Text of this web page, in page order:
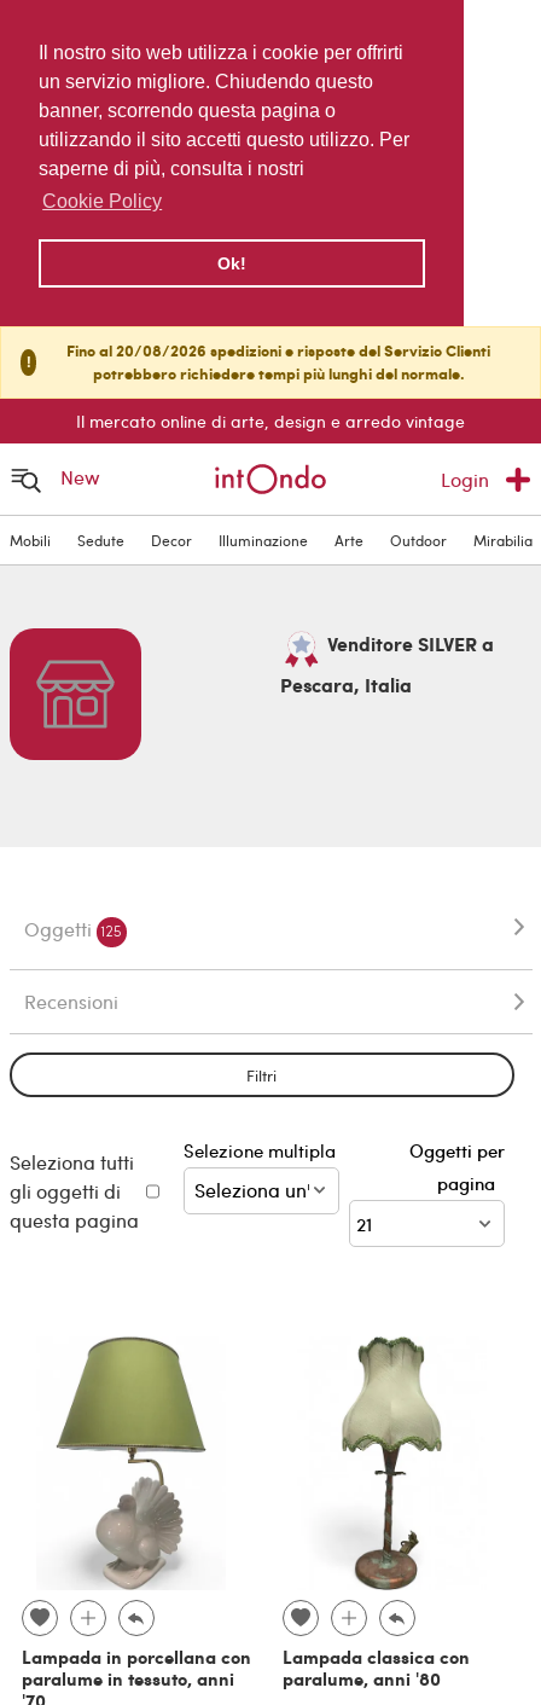
Il nostro sito web utilizza i cookie per offrirti
un servizio migliore. Chiudendo questo
banner, scorrendo questa pagina o
utilizzando il sito accetti questo utilizzo. Per
saperne di più, consulta i nostri
Cookie Policy
Ok!
!
Fino al 20/08/2026 spedizioni e risposte del Servizio Clienti
potrebbero richiedere tempi più lunghi del normale.
Il mercato online di arte, design e arredo vintage
New Login
Mobili Sedute Decor Illuminazione Arte Outdoor Mirabilia
Venditore SILVER a
Pescara, Italia
Oggetti 125
Recensioni
Filtri
Seleziona tutti
gli oggetti di
questa pagina
Selezione multipla
Oggetti per
pagina
Lampada in porcellana con
paralume in tessuto, anni
Lampada classica con
paralume, anni '80